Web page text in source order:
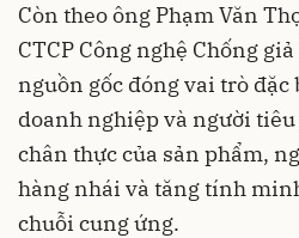
Còn theo ông Phạm Văn
CTCP Công nghệ Chống
nguồn gốc đóng vai trò
doanh nghiệp và người
chân thực của sản phẩm,
hàng nhái và tăng tính
chuỗi cung ứng.